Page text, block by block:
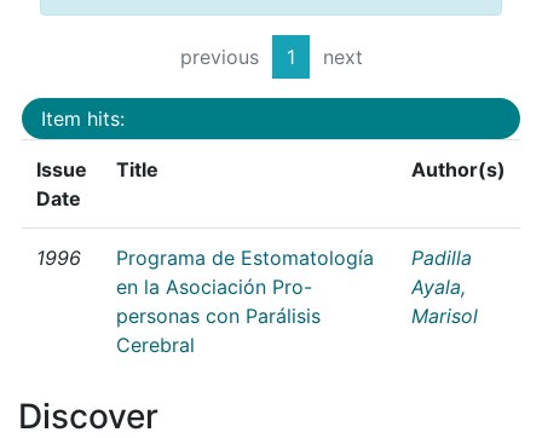
previous 1 next
Item hits:
Issue
Date
Title Author(s)
1996
Programa de Estomatología
en la Asociación Pro-
personas con Parálisis
Cerebral
Padilla
Ayala,
Marisol
Discover